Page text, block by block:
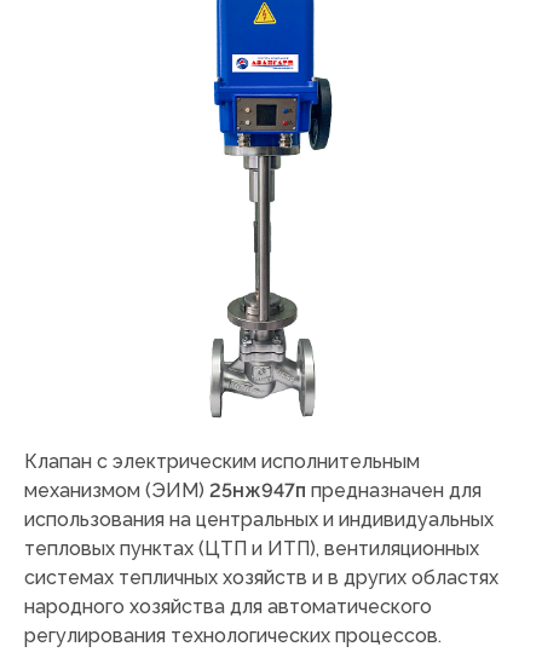
Клапан с электрическим исполнительным
механизмом (ЭИМ) 25нж947п предназначен для
использования на центральных и индивидуальных
тепловых пунктах (ЦТП и ИТП), вентиляционных
системах тепличных хозяйств и в других областях
народного хозяйства для автоматического
регулирования технологических процессов.